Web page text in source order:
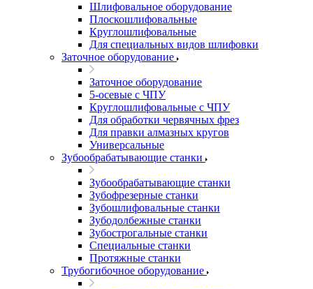
Шлифовальное оборудование
Плоскошлифовальные
Круглошлифовальные
Для специальных видов шлифовки
Заточное оборудование
Заточное оборудование
5-осевые с ЧПУ
Круглошлифовальные с ЧПУ
Для обработки червячных фрез
Для правки алмазных кругов
Универсальные
Зубообрабатывающие станки
Зубообрабатывающие станки
Зубофрезерные станки
Зубошлифовальные станки
Зубодолбежные станки
Зубострогальные станки
Специальные станки
Протяжные станки
Трубогибочное оборудование